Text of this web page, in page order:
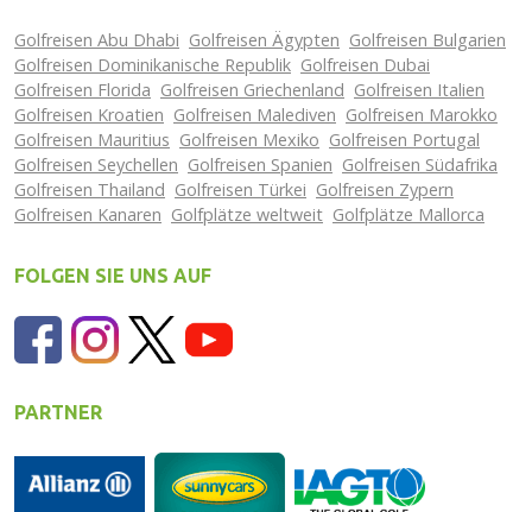
Golfreisen Abu Dhabi Golfreisen Ägypten Golfreisen Bulgarien
Golfreisen Dominikanische Republik Golfreisen Dubai
Golfreisen Florida Golfreisen Griechenland Golfreisen Italien
Golfreisen Kroatien Golfreisen Malediven Golfreisen Marokko
Golfreisen Mauritius Golfreisen Mexiko Golfreisen Portugal
Golfreisen Seychellen Golfreisen Spanien Golfreisen Südafrika
Golfreisen Thailand Golfreisen Türkei Golfreisen Zypern
Golfreisen Kanaren Golfplätze weltweit Golfplätze Mallorca
FOLGEN SIE UNS AUF
PARTNER